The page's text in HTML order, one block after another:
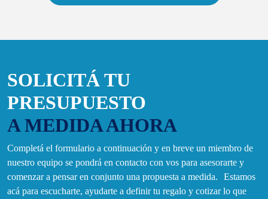
SOLICITÁ TU
PRESUPUESTO
A MEDIDA AHORA
Completá el formulario a continuación y en breve un miembro de
nuestro equipo se pondrá en contacto con vos para asesorarte y
comenzar a pensar en conjunto una propuesta a medida. Estamos
acá para escucharte, ayudarte a definir tu regalo y cotizar lo que